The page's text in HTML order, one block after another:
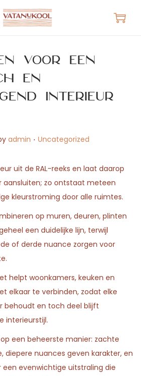
S
p
t
o
v
g
a
t
o
n
S
p
t
o
n
e
n
t
voor een
en
interieur
admin . P
s
t
e
Uncategorized
uit de RAL-reeks en laat daarop
aansluiten; zo ontstaat meteen
kleurstroming door alle ruimtes.
op muren, deuren, plinten
een duidelijke lijn, terwijl
of derde nuance zorgen voor
helpt woonkamers, keuken en
elkaar te verbinden, zodat elke
behoudt en toch deel blijft
interieurstijl.
een beheerste manier: zachte
diepere nuances geven karakter, en
een evenwichtige uitstraling die